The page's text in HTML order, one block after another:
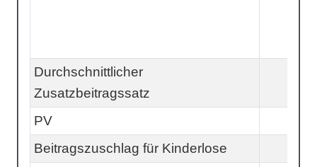
Durchschnittlicher
Zusatzbeitragssatz
PV
Beitragszuschlag für Kinderlose